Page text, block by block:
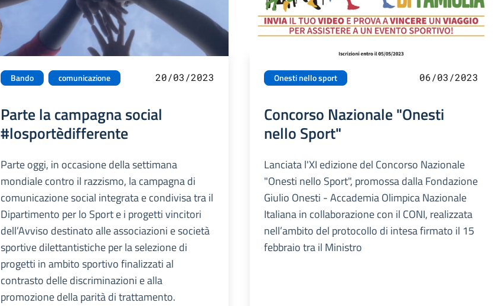
Bando comunicazione 20/03/2023
Parte la campagna social
#losportèdifferente
Parte oggi, in occasione della settimana
mondiale contro il razzismo, la campagna di
comunicazione social integrata e condivisa tra il
Dipartimento per lo Sport e i progetti vincitori
dell’Avviso destinato alle associazioni e società
sportive dilettantistiche per la selezione di
progetti in ambito sportivo finalizzati al
contrasto delle discriminazioni e alla
promozione della parità di trattamento.
Onesti nello sport 06/03/2023
Concorso Nazionale "Onesti
nello Sport"
Lanciata l'XI edizione del Concorso Nazionale
"Onesti nello Sport", promossa dalla Fondazione
Giulio Onesti - Accademia Olimpica Nazionale
Italiana in collaborazione con il CONI, realizzata
nell’ambito del protocollo di intesa firmato il 15
febbraio tra il Ministro